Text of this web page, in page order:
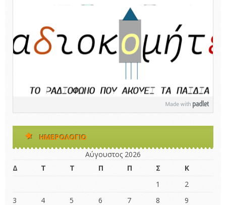
ΗΜΕΡΟΛΌΓΙΟ
Αύγουστος 2026
Δ
Τ Τ Π Π Σ
Κ
1
2
3
4 5 6 7 8 9